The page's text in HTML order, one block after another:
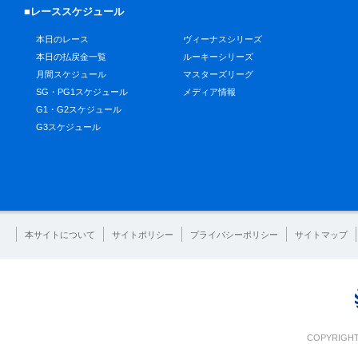
■レーススケジュール
本日のレース
本日の払戻金一覧
月間スケジュール
SG・PG1スケジュール
G1・G2スケジュール
G3スケジュール
ヴィーナスシリーズ
ルーキーシリーズ
マスターズリーグ
メディア情報
本サイトについて サイトポリシー プライバシーポリシー サイトマップ